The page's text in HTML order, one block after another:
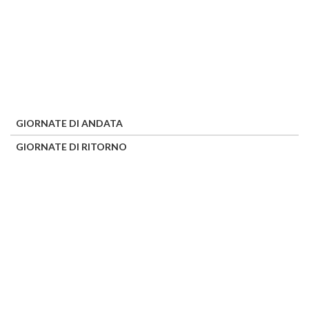
GIORNATE DI ANDATA
GIORNATE DI RITORNO